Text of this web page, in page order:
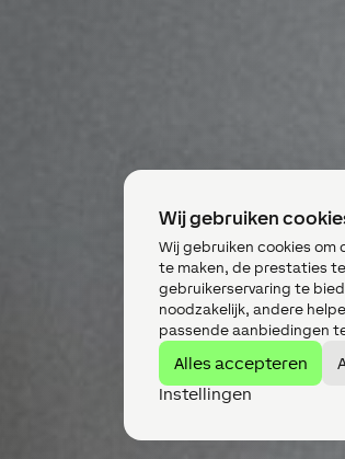
Wij gebruiken
Wij gebruiken cookies
te maken, de prestaties
gebruikerservaring te
noodzakelijk, andere
passende aanbiedingen
Alles accepteren
Instellingen